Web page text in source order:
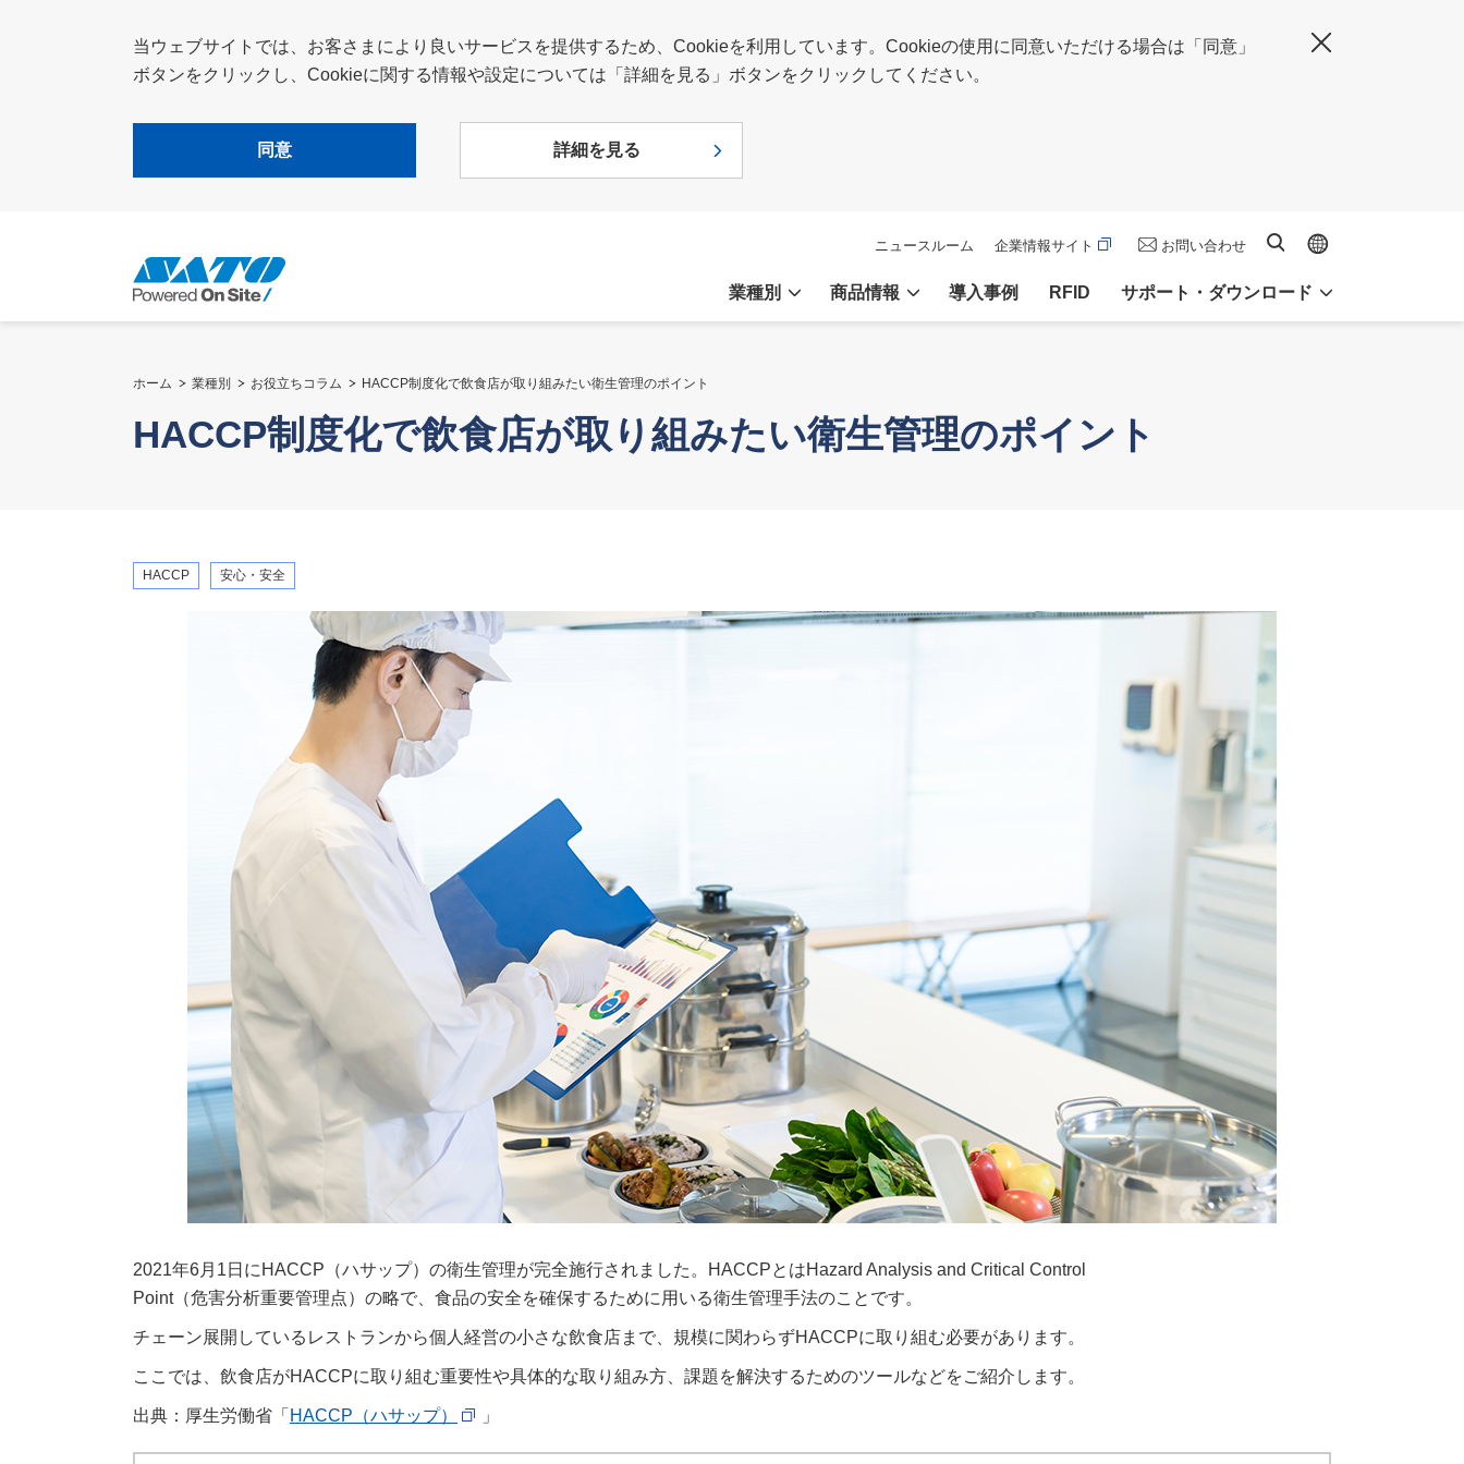
当ウェブサイトでは、お客さまにより良いサービスを提供するため、Cookieを利用しています。Cookieの使用に同意いただける場合は「同意」
ボタンをクリックし、Cookieに関する情報や設定については「詳細を見る」ボタンをクリックしてください。
同意 詳細を見る
業種別 商品情報 導入事例 RFID サポート・ダウンロード
ニュースルーム 企業情報サイト お問い合わせ サイト内検索
ホーム 業種別 お役立ちコラム HACCP制度化で飲食店が取り組みたい衛生管理のポイント
HACCP制度化で飲食店が取り組みたい衛生管理のポイント
HACCP 安心・安全
2021年6月1日にHACCP（ハサップ）の衛生管理が完全施行されました。HACCPとはHazard Analysis and Critical Control
Point（危害分析重要管理点）の略で、食品の安全を確保するために用いる衛生管理手法のことです。
チェーン展開しているレストランから個人経営の小さな飲食店まで、規模に関わらずHACCPに取り組む必要があります。
ここでは、飲食店がHACCPに取り組む重要性や具体的な取り組み方、課題を解決するためのツールなどをご紹介します。
出典：厚生労働省「 HACCP（ハサップ） 」